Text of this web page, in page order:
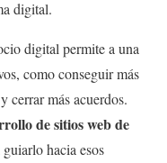
digital.
digital permite a una
como conseguir más
cerrar más acuerdos.
de sitios web de
hacia esos